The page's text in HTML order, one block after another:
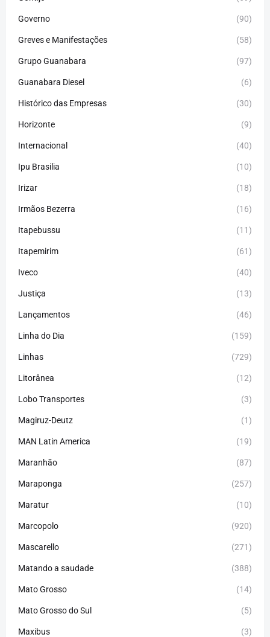
Governo (90)
Greves e Manifestações (58)
Grupo Guanabara (97)
Guanabara Diesel (6)
Histórico das Empresas (30)
Horizonte (9)
Internacional (40)
Ipu Brasilia (10)
Irizar (18)
Irmãos Bezerra (16)
Itapebussu (11)
Itapemirim (61)
Iveco (40)
Justiça (13)
Lançamentos (46)
Linha do Dia (159)
Linhas (729)
Litorânea (12)
Lobo Transportes (3)
Magiruz-Deutz (1)
MAN Latin America (19)
Maranhão (87)
Maraponga (257)
Maratur (10)
Marcopolo (920)
Mascarello (271)
Matando a saudade (388)
Mato Grosso (14)
Mato Grosso do Sul (5)
Maxibus (3)